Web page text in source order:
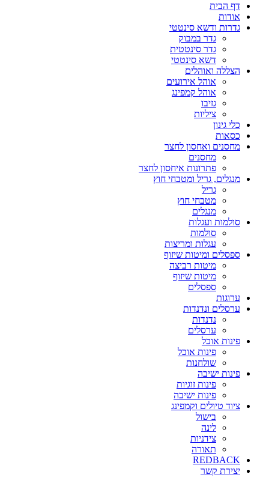
דף הבית
אודות
גדרות ודשא סינטטי
גדר במבוק
גדר סינטטית
דשא סינטטי
הצללה ואוהלים
אוהל אירועים
אוהל קמפינג
גזיבו
ציליות
כלי גינון
כסאות
מחסנים ואחסון לחצר
מחסנים
פתרונות איחסון לחצר
מנגלים, גריל ומטבחי חוץ
גריל
מטבחי חוץ
מנגלים
סולמות ועגלות
סולמות
עגלות ומריצות
ספסלים ומיטות שיזוף
מיטות רביצה
מיטות שיזוף
ספסלים
ערוגות
ערסלים ונדנדות
נדנדות
ערסלים
פינות אוכל
פינות אוכל
שולחנות
פינות ישיבה
פינות זוגיות
פינות ישיבה
ציוד טיולים וקמפינג
בישול
לינה
צידניות
תאורה
REDBACK
יצירת קשר